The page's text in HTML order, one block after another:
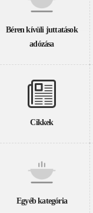
Béren kívüli juttatások
adózása
Cikkek
Egyéb kategória